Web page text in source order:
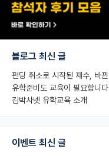
블로그 최신 글
유학준비도 교육이 필요합니다
김박사넷 유학교육 소개
이벤트 최신 글